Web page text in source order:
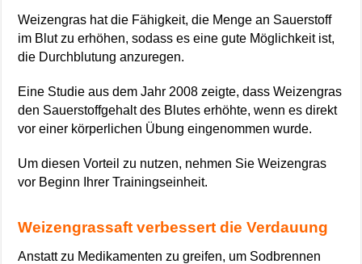
Weizengras hat die Fähigkeit, die Menge an Sauerstoff
im Blut zu erhöhen, sodass es eine gute Möglichkeit ist,
die Durchblutung anzuregen.
Eine Studie aus dem Jahr 2008 zeigte, dass Weizengras
den Sauerstoffgehalt des Blutes erhöhte, wenn es direkt
vor einer körperlichen Übung eingenommen wurde.
Um diesen Vorteil zu nutzen, nehmen Sie Weizengras
vor Beginn Ihrer Trainingseinheit.
Weizengrassaft verbessert die Verdauung
Anstatt zu Medikamenten zu greifen, um Sodbrennen